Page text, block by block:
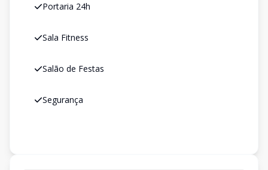
Portaria 24h
Sala Fitness
Salão de Festas
Segurança